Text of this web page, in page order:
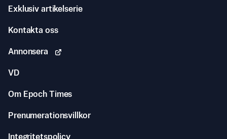
Exklusiv artikelserie
Kontakta oss
Annonsera
VD
Om Epoch Times
Prenumerationsvillkor
Integritetspolicy